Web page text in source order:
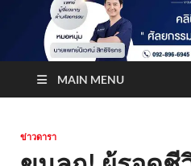
MAIN MENU
ข่าวดารา